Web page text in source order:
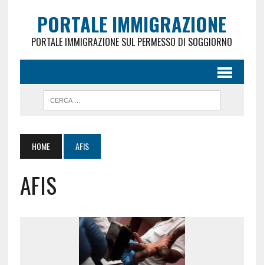
PORTALE IMMIGRAZIONE
PORTALE IMMIGRAZIONE SUL PERMESSO DI SOGGIORNO
HOME AFIS
AFIS